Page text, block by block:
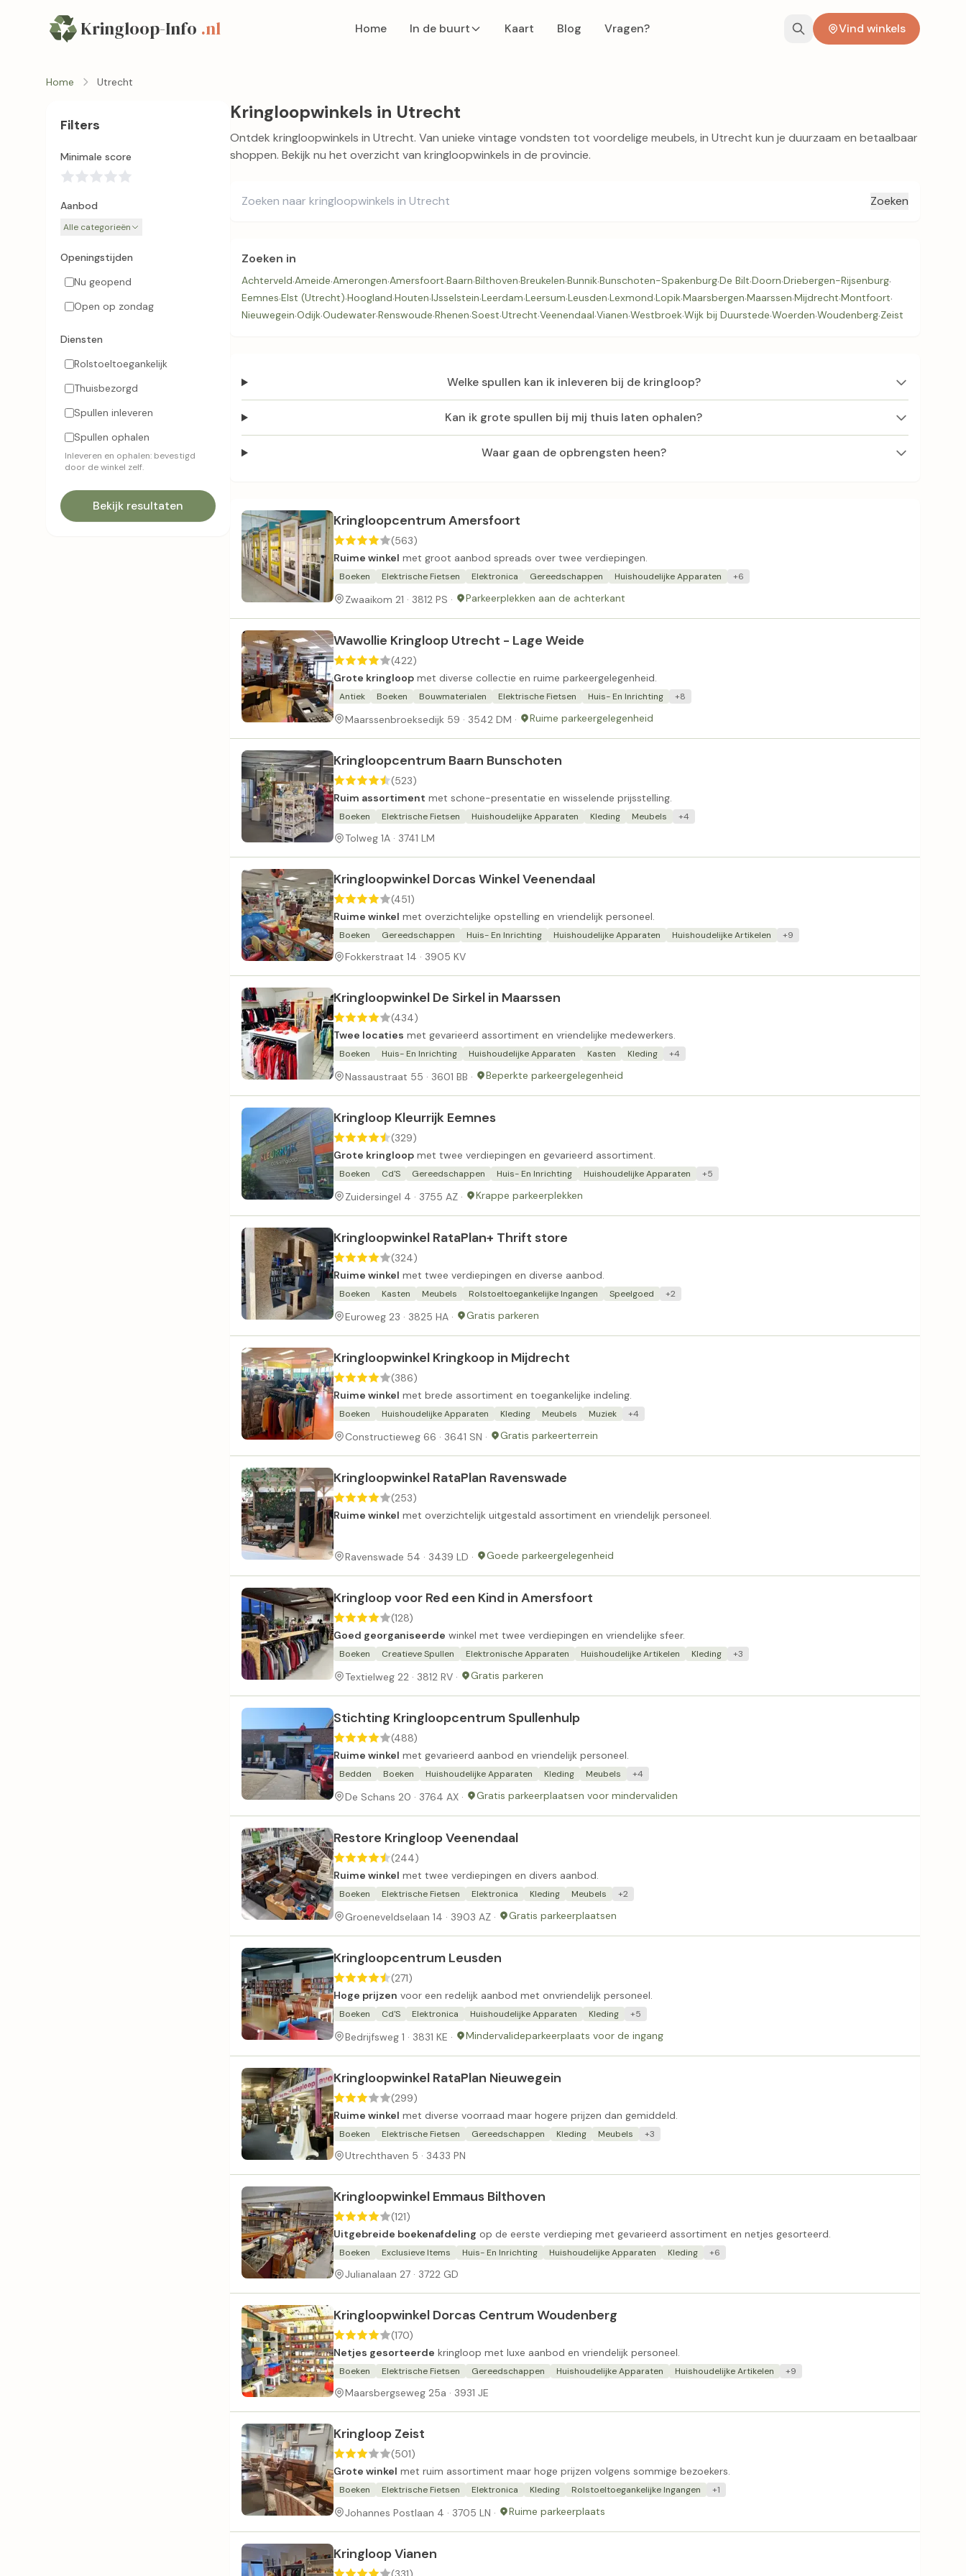
Kringloop-Info .nl Home In de buurt Kaart Blog Vragen? Vind winkels
Home Utrecht
Filters
Minimale score
Aanbod
Alle categorieën
Openingstijden
Nu geopend
Open op zondag
Diensten
Rolstoeltoegankelijk
Thuisbezorgd
Spullen inleveren
Spullen ophalen
Inleveren en ophalen: bevestigd
door de winkel zelf.
Bekijk resultaten
Kringloopwinkels in Utrecht
Ontdek kringloopwinkels in Utrecht. Van unieke vintage vondsten tot voordelige meubels, in Utrecht kun je duurzaam en betaalbaar
shoppen. Bekijk nu het overzicht van kringloopwinkels in de provincie.
Zoeken
Zoeken in
Achterveld·Ameide·Amerongen·Amersfoort·Baarn·Bilthoven·Breukelen·Bunnik·Bunschoten-Spakenburg·De Bilt·Doorn·Driebergen-Rijsenburg·
Eemnes·Elst (Utrecht)·Hoogland·Houten·IJsselstein·Leerdam·Leersum·Leusden·Lexmond·Lopik·Maarsbergen·Maarssen·Mijdrecht·Montfoort·
Nieuwegein·Odijk·Oudewater·Renswoude·Rhenen·Soest·Utrecht·Veenendaal·Vianen·Westbroek·Wijk bij Duurstede·Woerden·Woudenberg·Zeist
Welke spullen kan ik inleveren bij de kringloop?
Kan ik grote spullen bij mij thuis laten ophalen?
Waar gaan de opbrengsten heen?
Kringloopcentrum Amersfoort
(563)
Ruime winkel met groot aanbod spreads over twee verdiepingen.
Boeken Elektrische Fietsen Elektronica Gereedschappen Huishoudelijke Apparaten +6
Zwaaikom 21 · 3812 PS · Parkeerplekken aan de achterkant
Wawollie Kringloop Utrecht - Lage Weide
(422)
Grote kringloop met diverse collectie en ruime parkeergelegenheid.
Antiek Boeken Bouwmaterialen Elektrische Fietsen Huis- En Inrichting +8
Maarssenbroeksedijk 59 · 3542 DM · Ruime parkeergelegenheid
Kringloopcentrum Baarn Bunschoten
(523)
Ruim assortiment met schone-presentatie en wisselende prijsstelling.
Boeken Elektrische Fietsen Huishoudelijke Apparaten Kleding Meubels +4
Tolweg 1A · 3741 LM
Kringloopwinkel Dorcas Winkel Veenendaal
(451)
Ruime winkel met overzichtelijke opstelling en vriendelijk personeel.
Boeken Gereedschappen Huis- En Inrichting Huishoudelijke Apparaten Huishoudelijke Artikelen +9
Fokkerstraat 14 · 3905 KV
Kringloopwinkel De Sirkel in Maarssen
(434)
Twee locaties met gevarieerd assortiment en vriendelijke medewerkers.
Boeken Huis- En Inrichting Huishoudelijke Apparaten Kasten Kleding +4
Nassaustraat 55 · 3601 BB · Beperkte parkeergelegenheid
Kringloop Kleurrijk Eemnes
(329)
Grote kringloop met twee verdiepingen en gevarieerd assortiment.
Boeken Cd'S Gereedschappen Huis- En Inrichting Huishoudelijke Apparaten +5
Zuidersingel 4 · 3755 AZ · Krappe parkeerplekken
Kringloopwinkel RataPlan+ Thrift store
(324)
Ruime winkel met twee verdiepingen en diverse aanbod.
Boeken Kasten Meubels Rolstoeltoegankelijke Ingangen Speelgoed +2
Euroweg 23 · 3825 HA · Gratis parkeren
Kringloopwinkel Kringkoop in Mijdrecht
(386)
Ruime winkel met brede assortiment en toegankelijke indeling.
Boeken Huishoudelijke Apparaten Kleding Meubels Muziek +4
Constructieweg 66 · 3641 SN · Gratis parkeerterrein
Kringloopwinkel RataPlan Ravenswade
(253)
Ruime winkel met overzichtelijk uitgestald assortiment en vriendelijk personeel.
Ravenswade 54 · 3439 LD · Goede parkeergelegenheid
Kringloop voor Red een Kind in Amersfoort
(128)
Goed georganiseerde winkel met twee verdiepingen en vriendelijke sfeer.
Boeken Creatieve Spullen Elektronische Apparaten Huishoudelijke Artikelen Kleding +3
Textielweg 22 · 3812 RV · Gratis parkeren
Stichting Kringloopcentrum Spullenhulp
(488)
Ruime winkel met gevarieerd aanbod en vriendelijk personeel.
Bedden Boeken Huishoudelijke Apparaten Kleding Meubels +4
De Schans 20 · 3764 AX · Gratis parkeerplaatsen voor mindervaliden
Restore Kringloop Veenendaal
(244)
Ruime winkel met twee verdiepingen en divers aanbod.
Boeken Elektrische Fietsen Elektronica Kleding Meubels +2
Groeneveldselaan 14 · 3903 AZ · Gratis parkeerplaatsen
Kringloopcentrum Leusden
(271)
Hoge prijzen voor een redelijk aanbod met onvriendelijk personeel.
Boeken Cd'S Elektronica Huishoudelijke Apparaten Kleding +5
Bedrijfsweg 1 · 3831 KE · Mindervalideparkeerplaats voor de ingang
Kringloopwinkel RataPlan Nieuwegein
(299)
Ruime winkel met diverse voorraad maar hogere prijzen dan gemiddeld.
Boeken Elektrische Fietsen Gereedschappen Kleding Meubels +3
Utrechthaven 5 · 3433 PN
Kringloopwinkel Emmaus Bilthoven
(121)
Uitgebreide boekenafdeling op de eerste verdieping met gevarieerd assortiment en netjes gesorteerd.
Boeken Exclusieve Items Huis- En Inrichting Huishoudelijke Apparaten Kleding +6
Julianalaan 27 · 3722 GD
Kringloopwinkel Dorcas Centrum Woudenberg
(170)
Netjes gesorteerde kringloop met luxe aanbod en vriendelijk personeel.
Boeken Elektrische Fietsen Gereedschappen Huishoudelijke Apparaten Huishoudelijke Artikelen +9
Maarsbergseweg 25a · 3931 JE
Kringloop Zeist
(501)
Grote winkel met ruim assortiment maar hoge prijzen volgens sommige bezoekers.
Boeken Elektrische Fietsen Elektronica Kleding Rolstoeltoegankelijke Ingangen +1
Johannes Postlaan 4 · 3705 LN · Ruime parkeerplaats
Kringloop Vianen